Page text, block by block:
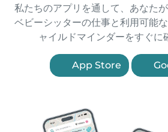
私たちのアプリを通して、あなた
ベビーシッターの仕事と利用可能
ャイルドマインダーをすぐに
App Store